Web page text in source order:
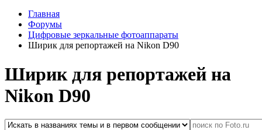
Главная
Форумы
Цифровые зеркальные фотоаппараты
Ширик для репортажей на Nikon D90
Ширик для репортажей на
Nikon D90